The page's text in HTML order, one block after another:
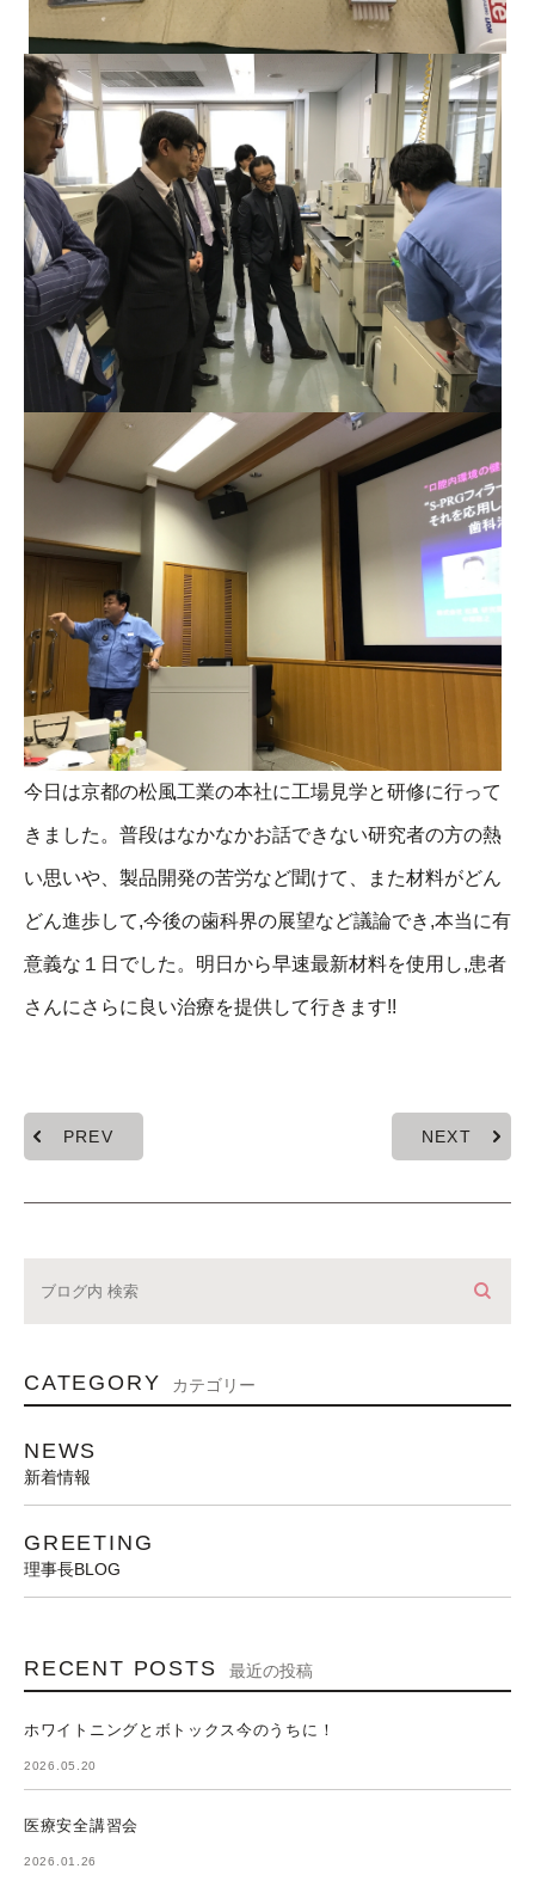
今日は京都の松風工業の本社に工場見学と研修に行って
きました。普段はなかなかお話できない研究者の方の熱
い思いや、製品開発の苦労など聞けて、また材料がどん
どん進歩して,今後の歯科界の展望など議論でき,本当に有
意義な１日でした。明日から早速最新材料を使用し,患者
さんにさらに良い治療を提供して行きます!!
PREV NEXT
CATEGORY カテゴリー
NEWS
新着情報
GREETING
理事長BLOG
RECENT POSTS 最近の投稿
ホワイトニングとボトックス今のうちに！
2026.05.20
医療安全講習会
2026.01.26